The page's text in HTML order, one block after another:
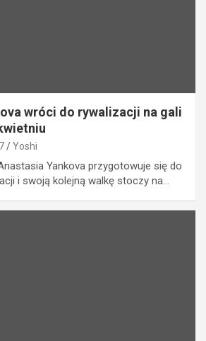
wróci do rywalizacji na gali
Yoshi
Yankova przygotowuje się do
i swoją kolejną walkę stoczy na…